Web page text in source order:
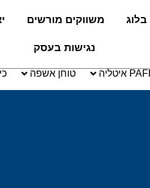
בלוג משווקים מורשים
נגישות בעסק
טוחן אשפה